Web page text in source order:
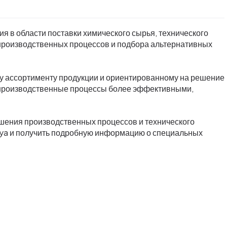
области поставки химического сырья, технического
процессов и подбора альтернативных
продукции и ориентированному на решение
процессы более эффективными,
производственных процессов и технического
и получить подробную информацию о специальных